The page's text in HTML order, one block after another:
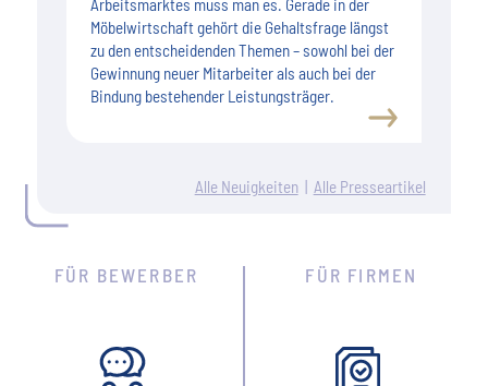
Möbelwirtschaft gehört die Gehaltsfrage längst
zu den entscheidenden Themen – sowohl bei der
Gewinnung neuer Mitarbeiter als auch bei der
Bindung bestehender Leistungsträger.
Alle Neuigkeiten| Alle Presseartikel
FÜR BEWERBER FÜR FIRMEN